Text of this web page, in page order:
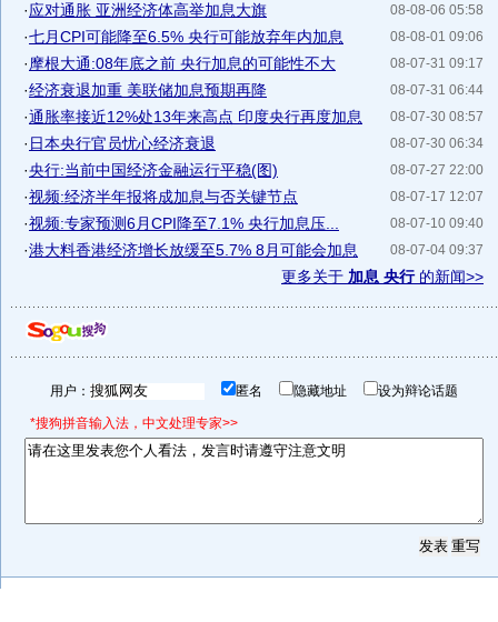
08-08-06 05:58
·应对通胀 亚洲经济体高举加息大旗
08-08-01 09:06
·七月CPI可能降至6.5% 央行可能放弃年内加息
08-07-31 09:17
·摩根大通:08年底之前 央行加息的可能性不大
08-07-31 06:44
·经济衰退加重 美联储加息预期再降
08-07-30 08:57
·通胀率接近12%处13年来高点 印度央行再度加息
08-07-30 06:34
· 日本央行官员忧心经济衰退
08-07-27 22:00
·央行:当前中国经济金融运行平稳(图)
08-07-17 12:07
·视频:经济半年报将成加息与否关键节点
08-07-10 09:40
·视频:专家预测6月CPI降至7.1% 央行加息压...
08-07-04 09:37
·港大料香港经济增长放缓至5.7% 8月可能会加息
更多关于 加息 央行的新闻>>
用户： 匿名 隐藏地址 设为辩论话题
*搜狗拼音输入法，中文处理专家>>